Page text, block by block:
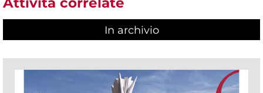
In archivio